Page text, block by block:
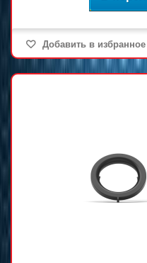
Добавить в избранное